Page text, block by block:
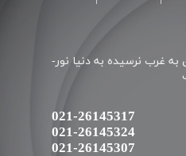
به غرب نرسیده به دنیا نور-
021-26145317
021-26145324
​​​​​​​021-26145307